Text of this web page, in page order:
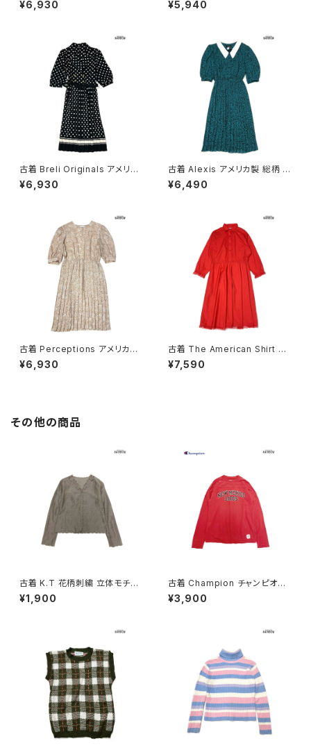
グ丈 長袖 ワンピース 青 (otu2
¥6,930
ス ピンク (otu2602051)
¥5,940
古着 Breli Originals アメリカ
製 ドット柄 ロング丈 長袖 プリ
ーツ ワンピース 黒 (otu26030
¥6,930
古着 Alexis アメリカ製 総柄 ロ
ング丈 長袖 プリーツ ワンピー
ス 緑 (otu2603020)
¥6,490
古着 Perceptions アメリカ製
総柄 ロング丈 長袖 プリーツ ワ
ンピース ピンク ベージュ (otu
¥6,930
古着 The American Shirt Dr
ess アメリカ製 レース 無地 コ
ットン ロング丈 長袖 ワンピース
¥7,590
その他の商品
古着 K.T 花柄刺繍 立体モチー
フ 前開き 無地 リネン 長袖 ブラ
ウス こげ茶 (ttu2509069)
¥1,900
古着 Champion チャンピオン
NEW MEXICO LOBOS プリン
ト カットソー 長袖 Ｔシャツ 赤 (t
¥3,900